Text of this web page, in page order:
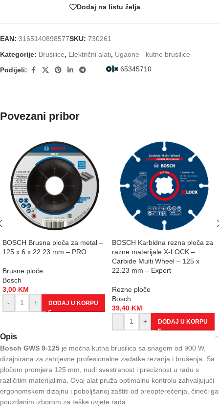
Dodaj na listu želja
EAN: 3165140898577SKU: 730261
Kategorije: Brusilice, Električni alati, Ugaone - kutne brusilice
65345710
Podijeli:
Povezani pribor
BOSCH Brusna ploča za metal –
125 x 6 x 22.23 mm – PRO
Brusne ploče
Bosch
3,00 KM
-
+ DODAJ U KORPU
BOSCH Karbidna rezna ploča za
razne materijale X-LOCK –
Carbide Multi Wheel – 125 x
22.23 mm – Expert
Rezne ploče
Bosch
39,40 KM
-
+ DODAJ U KORPU
Opis
Bosch GWS 9-125 je moćna kutna brusilica sa snagom od 900 W,
dizajnirana za zahtjevne profesionalne zadatke rezanja i brušenja. Sa
pločom promjera 125 mm, nudi svestranost i preciznost u radu s
različitim materijalima. Ovaj alat pruža optimalnu kontrolu zahvaljujući
ergonomskom dizajnu i poboljšanoj zaštiti od preopterećenja, čineći ga
pouzdanim izborom za teške uvjete rada.